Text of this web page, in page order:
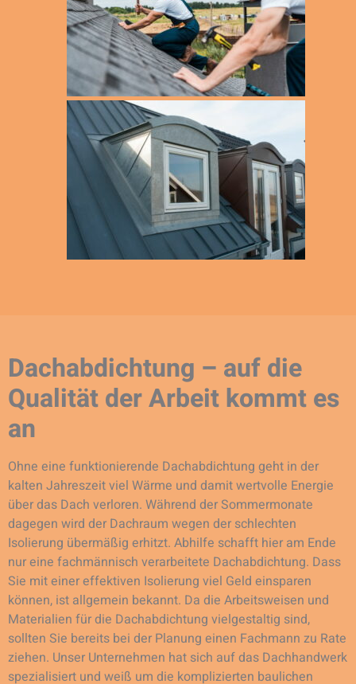
Dachabdichtung – auf die
Qualität der Arbeit kommt es
an
Ohne eine funktionierende Dachabdichtung geht in der
kalten Jahreszeit viel Wärme und damit wertvolle Energie
über das Dach verloren. Während der Sommermonate
dagegen wird der Dachraum wegen der schlechten
Isolierung übermäßig erhitzt. Abhilfe schafft hier am Ende
nur eine fachmännisch verarbeitete Dachabdichtung. Dass
Sie mit einer effektiven Isolierung viel Geld einsparen
können, ist allgemein bekannt. Da die Arbeitsweisen und
Materialien für die Dachabdichtung vielgestaltig sind,
sollten Sie bereits bei der Planung einen Fachmann zu Rate
ziehen. Unser Unternehmen hat sich auf das Dachhandwerk
spezialisiert und weiß um die komplizierten baulichen